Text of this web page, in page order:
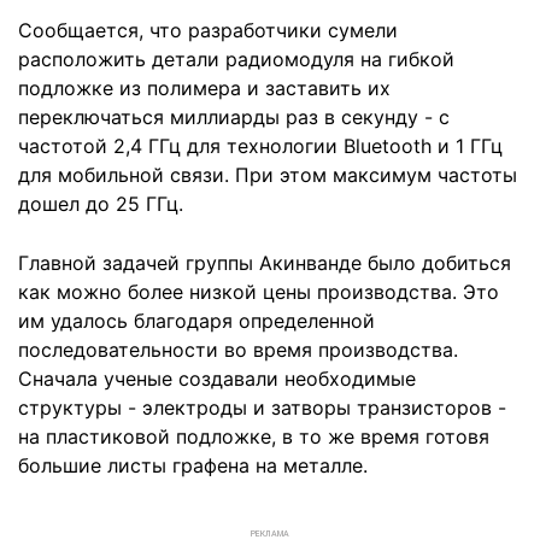
Сообщается, что разработчики сумели
расположить детали радиомодуля на гибкой
подложке из полимера и заставить их
переключаться миллиарды раз в секунду - с
частотой 2,4 ГГц для технологии Bluetooth и 1 ГГц
для мобильной связи. При этом максимум частоты
дошел до 25 ГГц.
Главной задачей группы Акинванде было добиться
как можно более низкой цены производства. Это
им удалось благодаря определенной
последовательности во время производства.
Сначала ученые создавали необходимые
структуры - электроды и затворы транзисторов -
на пластиковой подложке, в то же время готовя
большие листы графена на металле.
РЕКЛАМА